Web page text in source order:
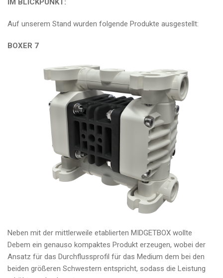
IM BLICKPUNKT:
Auf unserem Stand wurden folgende Produkte ausgestellt:
BOXER 7
Neben mit der mittlerweile etablierten MIDGETBOX wollte
Debem ein genauso kompaktes Produkt erzeugen, wobei der
Ansatz für das Durchflussprofil für das Medium dem bei den
beiden größeren Schwestern entspricht, sodass die Leistung